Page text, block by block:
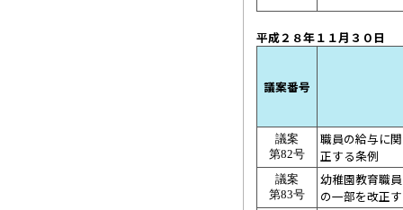
平成２８年１１
議案番号
議案
第82号
職員の給与に
正する条例
議案
第83号
幼稚園教育職
の一部を改正